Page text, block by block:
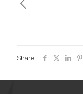
Share